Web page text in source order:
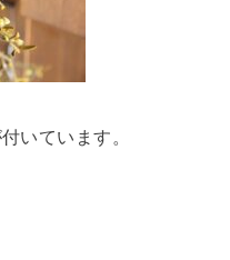
いています。